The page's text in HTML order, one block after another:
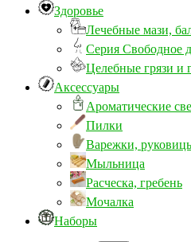
Здоровье
Лечебные мази,
Серия Свободное
Целебные грязи и
Аксессуары
Ароматические
Пилки
Варежки,
Мыльница
Расческа, гребень
Мочалка
Наборы